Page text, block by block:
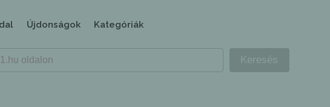
Újdonságok Kategóriák